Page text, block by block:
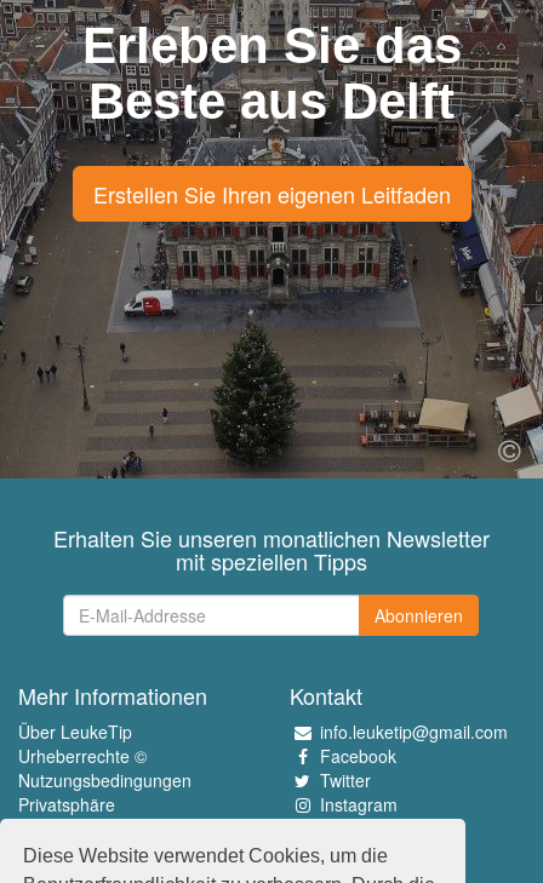
Diese Website verwendet Cookies, um die
Erleben Sie das
Beste aus Delft
Erstellen Sie Ihren eigenen Leitfaden
Erhalten Sie unseren monatlichen Newsletter
mit speziellen Tipps
Abonnieren
Mehr Informationen
Über LeukeTip
Urheberrechte ©
Nutzungsbedingungen
Privatsphäre
Kontakt
info.leuketip@gmail.com
Facebook
Twitter
Instagram
Erleben Sie das Beste